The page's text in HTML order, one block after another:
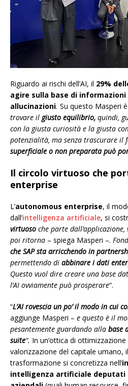
Riguardo ai rischi dell’AI, il 29%
agire sulla base di
allucinazioni. Su questo Masperi
trovare il giusto equilibrio, quindi,
con la giusta curiosità e la giusta
potenzialità, ma senza trascurare il
superficiale o non preparata può
Il circolo virtuoso che
enterprise
L’autonomous enterprise, il
dall’intelligenza artificiale, si
virtuoso che parte dall’applicazione,
poi ritorna – spiega Masperi –.
che SAP sta arricchendo in
permettendo di abbinare i dati
Questo vuol dire creare una base
l’AI ovviamente può prosperare“.
“L’AI rovescia un po’ il modo in cui
aggiunge Masperi – e questo è il
pesantemente guardando alla base
suite“. In un’ottica di
valorizzazione del capitale umano,
trasformazione si concretizza nell’
intelligenza artificiale deputati